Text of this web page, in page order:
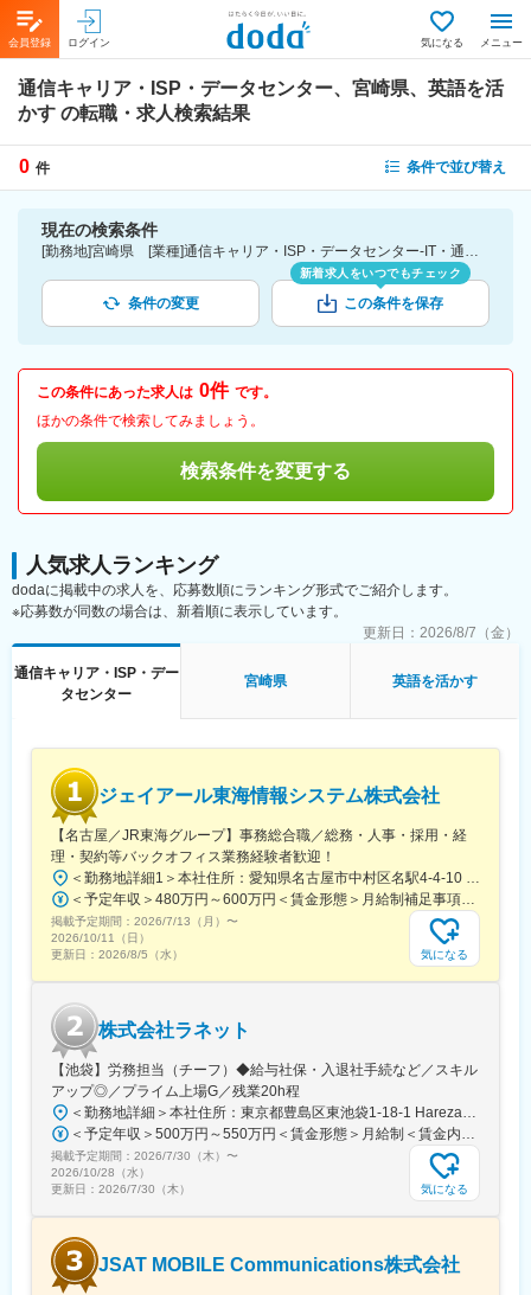
会員登録 ログイン 気になる メニュー
通信キャリア・ISP・データセンター、宮崎県、英語を活
かす の転職・求人検索結果
0 件 条件で並び替え
現在の検索条件
[勤務地]宮崎県 [業種]通信キャリア・ISP・データセンター-IT・通信業界 [詳細条件](語学)英語を活かす
条件の変更
新着求人をいつでもチェック
この条件を保存
この条件にあった求人は 0件 です。
ほかの条件で検索してみましょう。
検索条件を変更する
人気求人ランキング
dodaに掲載中の求人を、応募数順にランキング形式でご紹介します。
※応募数が同数の場合は、新着順に表示しています。
更新日： 2026/8/7（金）
通信キャリア・ISP・デー
タセンター
宮崎県 英語を活かす
ジェイアール東海情報システム株式会社
【名古屋／JR東海グループ】事務総合職／総務・人事・採用・経
理・契約等バックオフィス業務経験者歓迎！
＜勤務地詳細1＞本社住所：愛知県名古屋市中村区名駅4-4-10 名古屋クロスコートタワー14F勤務地最寄駅：JR東海道本線／名古屋駅受動喫煙対策：屋内喫煙可能場所あり＜勤務地詳細2＞名古屋基幹システム本部住所：愛知県名古屋市東区東大曽根町46番30号 勤務地最寄駅：JR中央線／大曽根駅受動喫煙対策：敷地内喫煙可能場所あり＜勤務地詳細3＞名古屋業務システム本部住所：愛知県名古屋市東区東大曽根町46番30号 勤務地最寄駅：JR中央線／大曽根駅受動喫煙対策：敷地内喫煙可能場所あり変更の範囲：会社の定める事業所（リモートワーク含む）
＜予定年収＞480万円～600万円＜賃金形態＞月給制補足事項なし＜賃金内訳＞月額（基本給）：246,600円～330,000円＜月給＞246,600円～330,000円＜昇給有無＞有＜残業手当＞有＜給与補足＞年収例（諸手当込み）530万円(27歳／入社5年目)580万円(30歳／入社8年目)■昇給：年1回■賞与：年2回（6月、12月）※過去実績5.45ケ月分賃金はあくまでも目安の金額であり、選考を通じて上下する可能性があります。月給(月額)は固定手当を含めた表記です。
掲載予定期間： 2026/7/13（月） 〜
2026/10/11（日）
更新日： 2026/8/5（水） 気になる
株式会社ラネット
【池袋】労務担当（チーフ）◆給与社保・入退社手続など／スキル
アップ◎／プライム上場G／残業20h程
＜勤務地詳細＞本社住所：東京都豊島区東池袋1-18-1 HarezaTower15F、16F勤務地最寄駅：各線／池袋駅受動喫煙対策：屋内喫煙可能場所あり変更の範囲：会社の定める事業所（リモートワーク含む）
＜予定年収＞500万円～550万円＜賃金形態＞月給制＜賃金内訳＞月額（基本給）：295,000円～344,000円その他固定手当/月：10,000円＜月給＞305,000円～354,000円＜昇給有無＞有＜残業手当＞有＜給与補足＞■給与改定：年1回（1月） 期中に昇格がある場合は、昇格に伴う昇給あり。■賞与：年2回（7月、12月／過去実績3ヶ月）賃金はあくまでも目安の金額であり、選考を通じて上下する可能性があります。月給(月額)は固定手当を含めた表記です。
掲載予定期間： 2026/7/30（木） 〜
2026/10/28（水）
更新日： 2026/7/30（木） 気になる
JSAT MOBILE Communications株式会社